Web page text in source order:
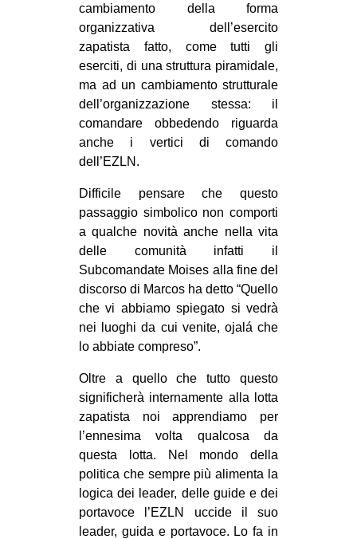
cambiamento della forma
organizzativa dell’esercito
zapatista fatto, come tutti gli
eserciti, di una struttura piramidale,
ma ad un cambiamento strutturale
dell’organizzazione stessa: il
comandare obbedendo riguarda
anche i vertici di comando
dell’EZLN.
Difficile pensare che questo
passaggio simbolico non comporti
a qualche novità anche nella vita
delle comunità infatti il
Subcomandate Moises alla fine del
discorso di Marcos ha detto “Quello
che vi abbiamo spiegato si vedrà
nei luoghi da cui venite, ojalá che
lo abbiate compreso”.
Oltre a quello che tutto questo
significherà internamente alla lotta
zapatista noi apprendiamo per
l’ennesima volta qualcosa da
questa lotta. Nel mondo della
politica che sempre più alimenta la
logica dei leader, delle guide e dei
portavoce l’EZLN uccide il suo
leader, guida e portavoce. Lo fa in